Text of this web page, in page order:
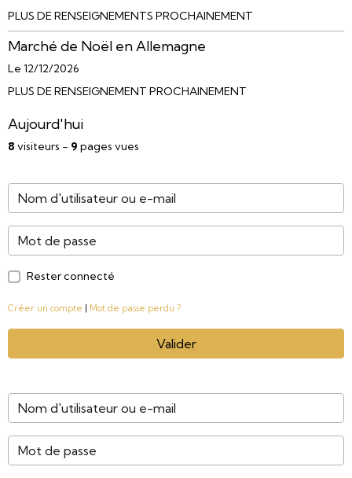
PLUS DE RENSEIGNEMENTS PROCHAINEMENT
Marché de Noël en Allemagne
Le 12/12/2026
PLUS DE RENSEIGNEMENT PROCHAINEMENT
Aujourd'hui
8 visiteurs - 9 pages vues
Rester connecté
Créer un compte Mot de passe perdu ?
Valider